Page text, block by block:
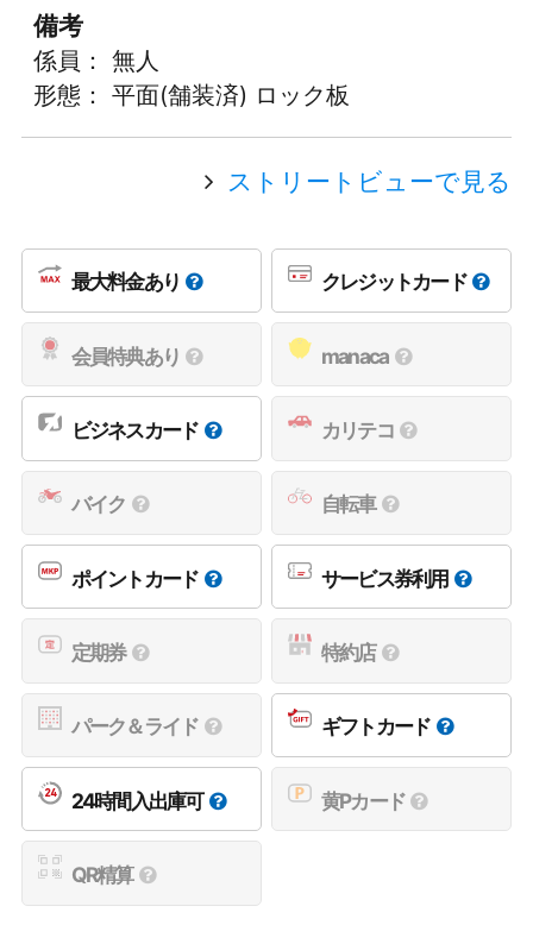
備考
係員： 無人
形態： 平面(舗装済) ロック板
ストリートビューで見る
最大料金あり クレジットカード
会員特典あり manaca
ビジネスカード カリテコ
バイク 自転車
ポイントカード サービス券利用
定期券 特約店
パーク＆ライド ギフトカード
24時間入出庫可 黄Pカード
QR精算